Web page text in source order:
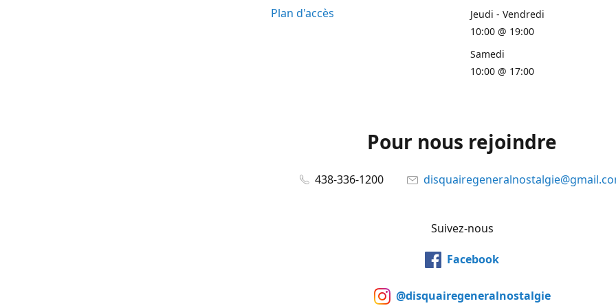
Plan d'accès
Jeudi - Vendredi
10:00 @ 19:00
Samedi
10:00 @ 17:00
Pour nous rejoindre
438-336-1200
Suivez-nous
Facebook
@disquairegeneralnostalgie